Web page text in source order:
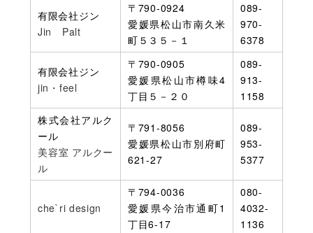
有限会社ジン
Jin Palt
〒790-0924
愛媛県松山市南久米
町５３５－１
089-
970-
6378
有限会社ジン
jin・feel
〒790-0905
愛媛県松山市樽味4
丁目５－２０
089-
913-
1158
株式会社アルク
ール
美容室 アルクー
ル
〒791-8056
愛媛県松山市別府町
621-27
089-
953-
5377
che`ri design
〒794-0036
愛媛県今治市通町1
丁目6-17
080-
4032-
1136